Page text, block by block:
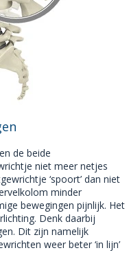
de beide
niet meer netjes
‘spoort’ dan niet
minder
bewegingen pijnlijk. Het
Denk daarbij
Dit zijn namelijk
weer beter ‘in lijn’